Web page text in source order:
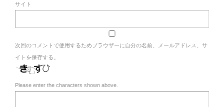
サイト
次回のコメントで使用するためブラウザーに自分の名前、メールアドレス、サ
イトを保存する。
Please enter the characters shown above.